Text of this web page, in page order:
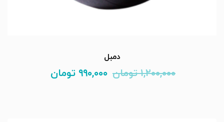
دمبل
۱,۲۰۰,۰۰۰ تومان ۹۹۰,۰۰۰ تومان